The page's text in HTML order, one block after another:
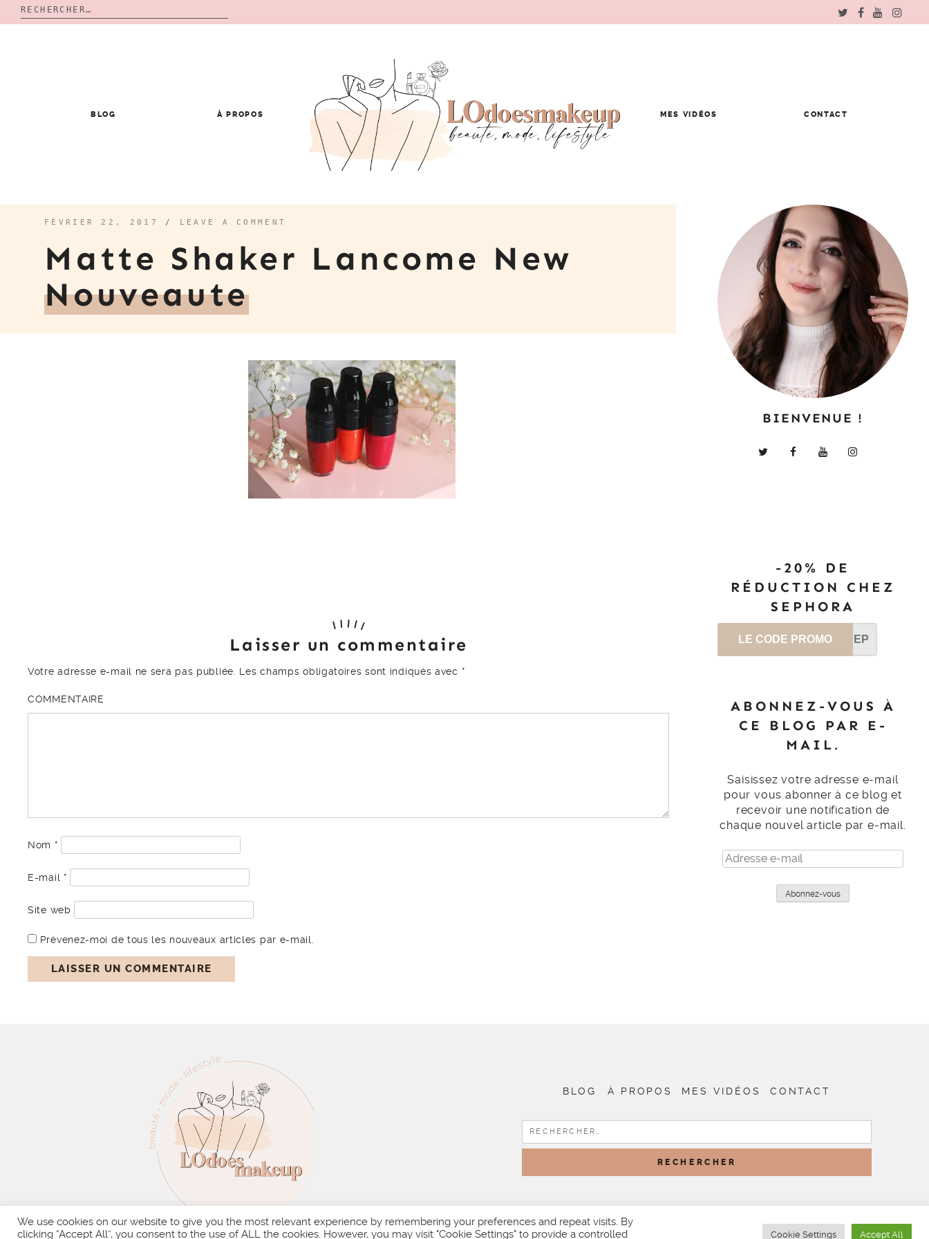
Rechercher :
BLOG À PROPOS MES VIDÉOS CONTACT
FÉVRIER 22, 2017 / LEAVE A COMMENT
Matte Shaker Lancome New
Nouveaute
Laisser un commentaire
Votre adresse e-mail ne sera pas publiée. Les champs obligatoires sont indiqués avec *
COMMENTAIRE
Nom *
E-mail *
Site web
Prévenez-moi de tous les nouveaux articles par e-mail.
BIENVENUE !
-20% DE
RÉDUCTION CHEZ
SEPHORA
LE CODE PROMO SEP
ABONNEZ-VOUS À
CE BLOG PAR E-
MAIL.
Saisissez votre adresse e-mail
pour vous abonner à ce blog et
recevoir une notification de
chaque nouvel article par e-mail.
Adresse
e-
Abonnez-vous
BLOG À PROPOS MES VIDÉOS CONTACT
RECHERCHER :
We use cookies on our website to give you the most relevant experience by remembering your preferences and repeat visits. By
clicking “Accept All”, you consent to the use of ALL the cookies. However, you may visit "Cookie Settings" to provide a controlled
Cookie Settings Accept All